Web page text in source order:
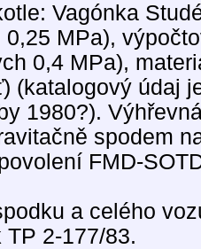
Vagónka
0,25 MPa),
0,4 MPa),
(katalogový údaj
1980?).
spodem
FMD-
a celého
TP 2-177/83.